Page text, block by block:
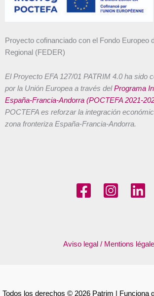
Proyecto cofinanciado con el Fondo Europeo
Regional (FEDER)
El Proyecto EFA 127/01 PATRIM 4.0 ha sido
por la Unión Europea a través delPrograma
España-Francia-Andorra (POCTEFA 2021-
POCTEFA es reforzar la integración
zona fronteriza España-Francia-Andorra.
Aviso legal / Mentions
Todos los derechos © 2026 Patrim | Funciona